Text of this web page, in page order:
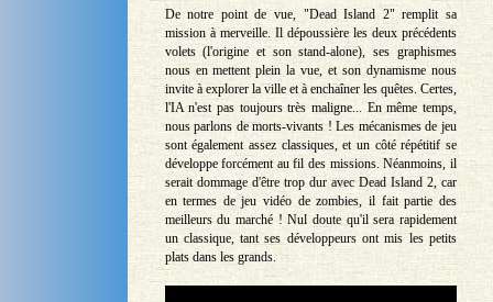
De notre point de vue, "Dead Island 2" remplit sa
mission à merveille. Il dépoussière les deux précédents
volets (l'origine et son stand-alone), ses graphismes
nous en mettent plein la vue, et son dynamisme nous
invite à explorer la ville et à enchaîner les quêtes. Certes,
l'IA n'est pas toujours très maligne... En même temps,
nous parlons de morts-vivants ! Les mécanismes de jeu
sont également assez classiques, et un côté répétitif se
développe forcément au fil des missions. Néanmoins, il
serait dommage d'être trop dur avec Dead Island 2, car
en termes de jeu vidéo de zombies, il fait partie des
meilleurs du marché ! Nul doute qu'il sera rapidement
un classique, tant ses développeurs ont mis les petits
plats dans les grands.